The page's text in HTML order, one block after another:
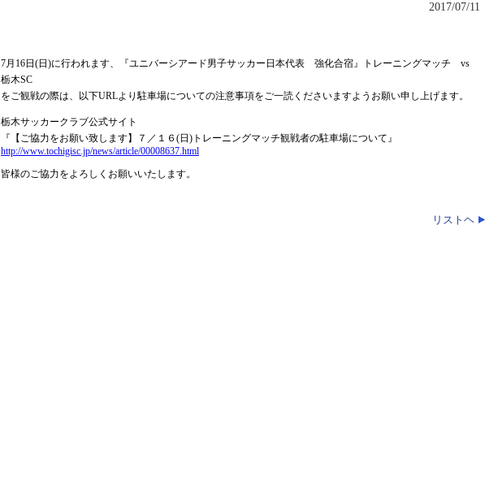
2017/07/11
7月16日(日)に行われます、『ユニバーシアード男子サッカー日本代表 強化合宿』トレーニングマッチ vs
栃木SC
をご観戦の際は、以下URLより駐車場についての注意事項をご一読くださいますようお願い申し上げます。
栃木サッカークラブ公式サイト
『【ご協力をお願い致します】７／１６(日)トレーニングマッチ観戦者の駐車場について』
http://www.tochigisc.jp/news/article/00008637.html
皆様のご協力をよろしくお願いいたします。
リストヘ